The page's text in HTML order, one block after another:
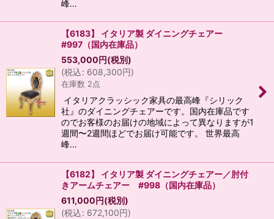
峰…
【6183】 イタリア製 ダイニングチェアー
#997（国内在庫品）
553,000円(税別)
(税込: 608,300円)
在庫数 2点
イタリアクラッシック家具の最高峰『シリック
社』のダイニングチェアーです。国内在庫品です
のでお客様のお届けの地域によって異なりますが1
週間〜2週間ほどでお届け可能です。 世界最高
峰…
【6182】 イタリア製 ダイニングチェアー／肘付
きアームチェアー #998（国内在庫品）
611,000円(税別)
(税込: 672,100円)